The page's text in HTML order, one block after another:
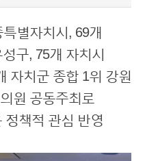
별자치시, 69개
구, 75개 자치시
자치군 종합 1위 강원
원 공동주최로
정책적 관심 반영